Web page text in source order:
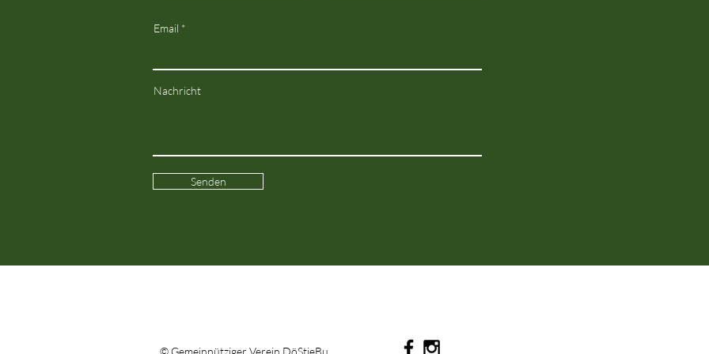
Email
Nachricht
Senden
© Gemeinnütziger Verein DöStieBu